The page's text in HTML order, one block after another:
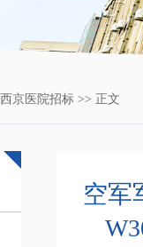
西京医院招标 >> 正文
空军